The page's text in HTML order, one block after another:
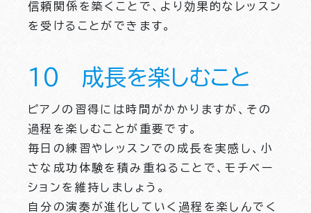
信頼関係を築くことで、より効果的なレッスン
を受けることができます。
10 成長を楽しむこと
ピアノの習得には時間がかかりますが、その
過程を楽しむことが重要です。
毎日の練習やレッスンでの成長を実感し、小
さな成功体験を積み重ねることで、モチベー
ションを維持しましょう。
自分の演奏が進化していく過程を楽しんでく